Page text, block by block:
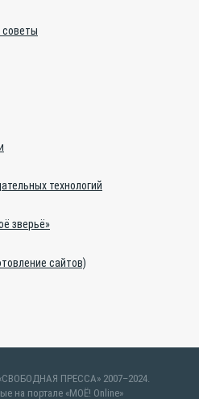
советы
технологий
зверьё»
сайтов)
ПРЕССА» 2007–2024.
на портале «МОЁ! Online»